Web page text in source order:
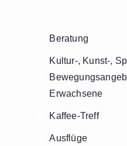
Beratung
Kultur-, Kunst-,
Erwachsene
Kaffee-Treff
Ausflüge